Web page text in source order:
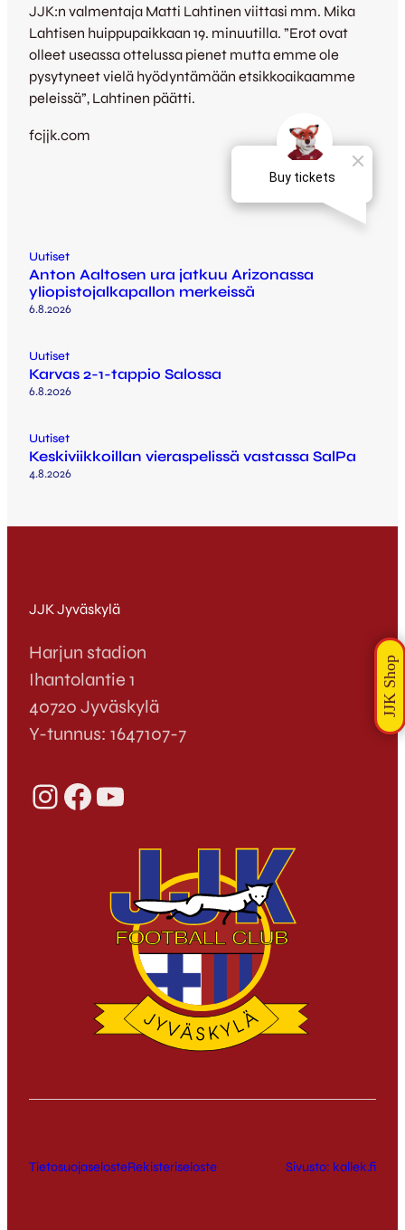
JJK:n valmentaja Matti Lahtinen viittasi mm. Mika
Lahtisen huippupaikkaan 19. minuutilla. ”Erot ovat
olleet useassa ottelussa pienet mutta emme ole
pysytyneet vielä hyödyntämään etsikkoaikaamme
peleissä”, Lahtinen päätti.
fcjjk.com
Uutiset
Anton Aaltosen ura jatkuu Arizonassa
yliopistojalkapallon merkeissä
6.8.2026
Uutiset
Karvas 2-1-tappio Salossa
6.8.2026
Uutiset
Keskiviikkoillan vieraspelissä vastassa SalPa
4.8.2026
JJK Jyväskylä
Harjun stadion
Ihantolantie 1
40720 Jyväskylä
Y-tunnus: 1647107-7
InstagramFacebook YouTube
TietosuojaselosteRekisteriseloste Sivusto: kallek.fi